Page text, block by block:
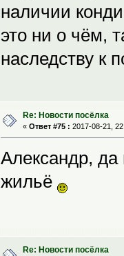
наличии
это ни о чём,
наследству к
Re: Новости посёлка
« Ответ #75 : 2017-08-21,
Александр, да
жильё
Re: Новости посёлка